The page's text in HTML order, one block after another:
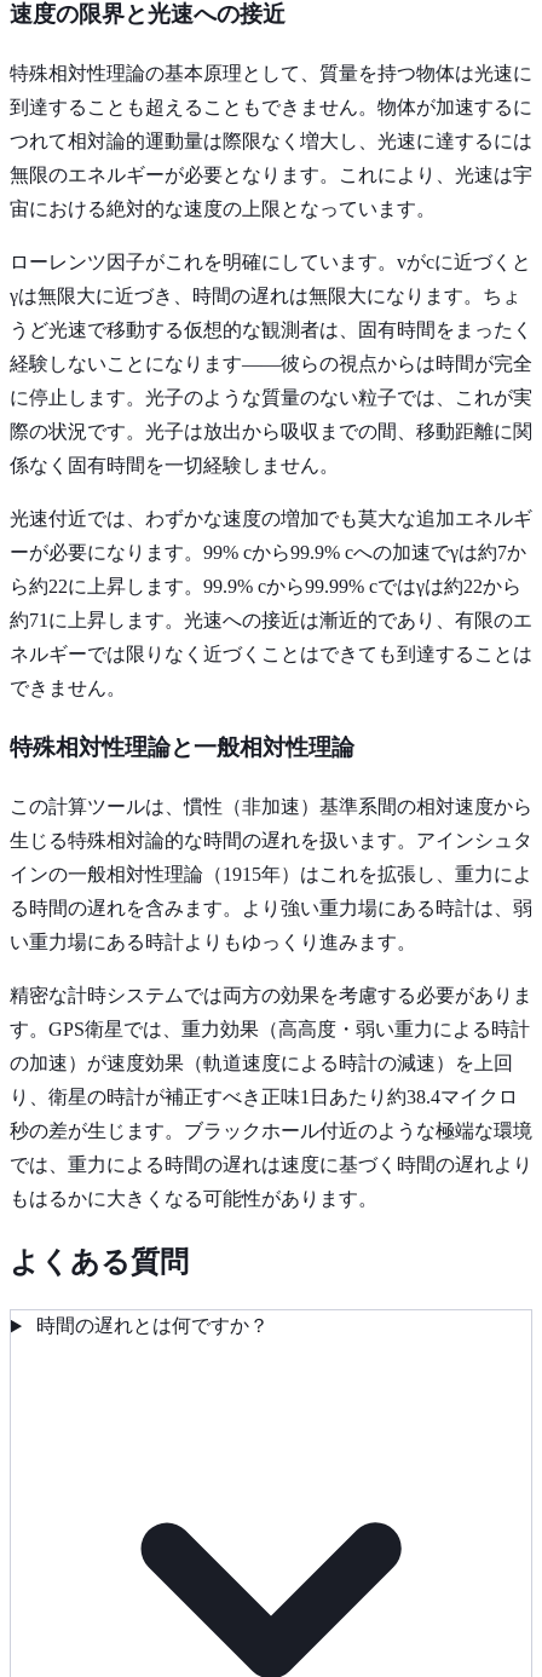
速度の限界と光速への接近
特殊相対性理論の基本原理として、質量を持つ物体は光速に
到達することも超えることもできません。物体が加速するに
つれて相対論的運動量は際限なく増大し、光速に達するには
無限のエネルギーが必要となります。これにより、光速は宇
宙における絶対的な速度の上限となっています。
ローレンツ因子がこれを明確にしています。vがcに近づくと
γは無限大に近づき、時間の遅れは無限大になります。ちょ
うど光速で移動する仮想的な観測者は、固有時間をまったく
経験しないことになります——彼らの視点からは時間が完全
に停止します。光子のような質量のない粒子では、これが実
際の状況です。光子は放出から吸収までの間、移動距離に関
係なく固有時間を一切経験しません。
光速付近では、わずかな速度の増加でも莫大な追加エネルギ
ーが必要になります。99% cから99.9% cへの加速でγは約7か
ら約22に上昇します。99.9% cから99.99% cではγは約22から
約71に上昇します。光速への接近は漸近的であり、有限のエ
ネルギーでは限りなく近づくことはできても到達することは
できません。
特殊相対性理論と一般相対性理論
この計算ツールは、慣性（非加速）基準系間の相対速度から
生じる特殊相対論的な時間の遅れを扱います。アインシュタ
インの一般相対性理論（1915年）はこれを拡張し、重力によ
る時間の遅れを含みます。より強い重力場にある時計は、弱
い重力場にある時計よりもゆっくり進みます。
精密な計時システムでは両方の効果を考慮する必要がありま
す。GPS衛星では、重力効果（高高度・弱い重力による時計
の加速）が速度効果（軌道速度による時計の減速）を上回
り、衛星の時計が補正すべき正味1日あたり約38.4マイクロ
秒の差が生じます。ブラックホール付近のような極端な環境
では、重力による時間の遅れは速度に基づく時間の遅れより
もはるかに大きくなる可能性があります。
よくある質問
時間の遅れとは何ですか？